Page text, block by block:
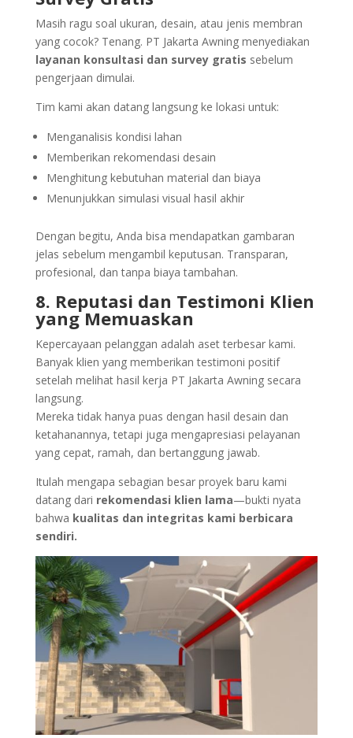
Masih ragu soal ukuran, desain, atau jenis membran
yang cocok? Tenang. PT Jakarta Awning menyediakan
layanan konsultasi dan survey gratis sebelum
pengerjaan dimulai.
Tim kami akan datang langsung ke lokasi untuk:
Menganalisis kondisi lahan
Memberikan rekomendasi desain
Menghitung kebutuhan material dan biaya
Menunjukkan simulasi visual hasil akhir
Dengan begitu, Anda bisa mendapatkan gambaran
jelas sebelum mengambil keputusan. Transparan,
profesional, dan tanpa biaya tambahan.
8. Reputasi dan Testimoni Klien
yang Memuaskan
Kepercayaan pelanggan adalah aset terbesar kami.
Banyak klien yang memberikan testimoni positif
setelah melihat hasil kerja PT Jakarta Awning secara
langsung.
Mereka tidak hanya puas dengan hasil desain dan
ketahanannya, tetapi juga mengapresiasi pelayanan
yang cepat, ramah, dan bertanggung jawab.
Itulah mengapa sebagian besar proyek baru kami
datang dari rekomendasi klien lama—bukti nyata
bahwa kualitas dan integritas kami berbicara
sendiri.